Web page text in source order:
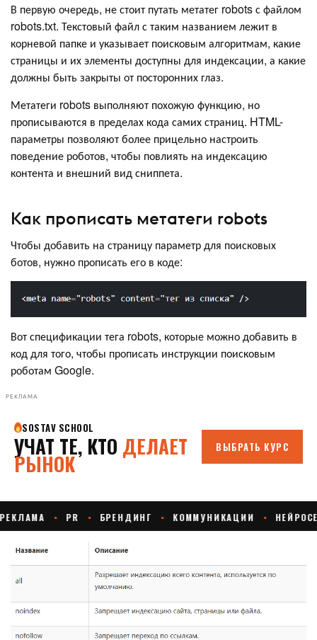
В первую очередь, не стоит путать метатег robots с файлом
robots.txt. Текстовый файл с таким названием лежит в
корневой папке и указывает поисковым алгоритмам, какие
страницы и их элементы доступны для индексации, а какие
должны быть закрыты от посторонних глаз.
Метатеги robots выполняют похожую функцию, но
прописываются в пределах кода самих страниц. HTML-
параметры позволяют более прицельно настроить
поведение роботов, чтобы повлиять на индексацию
контента и внешний вид сниппета.
Как прописать метатеги robots
Чтобы добавить на страницу параметр для поисковых
ботов, нужно прописать его в коде:
Вот спецификации тега robots, которые можно добавить в
код для того, чтобы прописать инструкции поисковым
роботам Google.
РЕКЛАМА